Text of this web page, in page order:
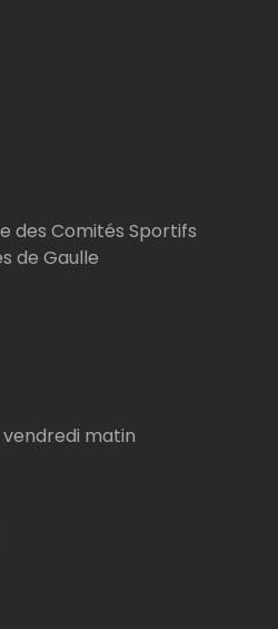
des Comités Sportifs
de Gaulle
matin